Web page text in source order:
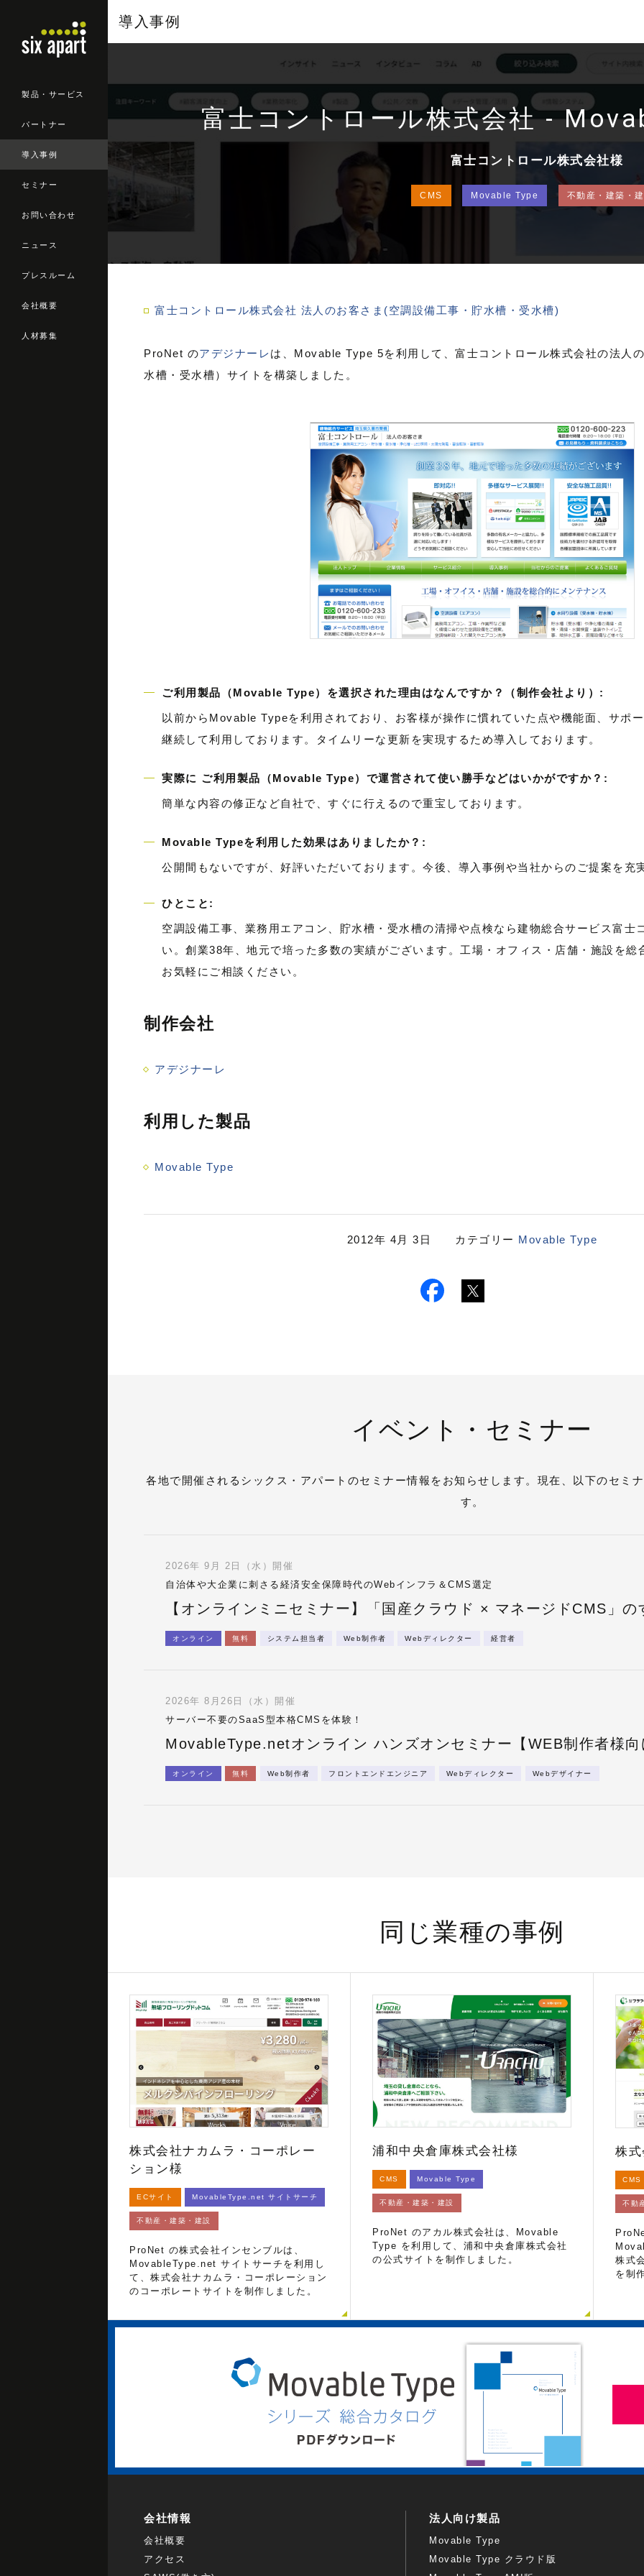
製品・サービス
パートナー
導入事例
セミナー
お問い合わせ
ニュース
プレスルーム
会社概要
人材募集
導入事例
富士コントロール株式会社 -
富士コントロール株式会社様
CMS Movable Type 不動産・建築・
富士コントロール株式会社 法人のお客さま(空調設備工事・貯水槽・受水槽)
ProNet のアデジナーレ は、Movable Type 5を利用して、富士コントロール株式会社の法人
水槽・受水槽）サイトを構築しました。
ご利用製品（Movable Type）を選択された理由はなんですか？（制作会社より）:
以前からMovable Typeを利用されており、お客様が操作に慣れていた点や機能面、サポ
継続して利用しております。タイムリーな更新を実現するため導入しております。
実際に ご利用製品（Movable Type）で運営されて使い勝手などはいかがですか？:
簡単な内容の修正など自社で、すぐに行えるので重宝しております。
Movable Typeを利用した効果はありましたか？:
公開間もないですが、好評いただいております。今後、導入事例や当社からのご提案を充
ひとこと:
空調設備工事、業務用エアコン、貯水槽・受水槽の清掃や点検なら建物総合サービス富士
い。創業38年、地元で培った多数の実績がございます。工場・オフィス・店舗・施設を総
お気軽にご相談ください。
制作会社
アデジナーレ
利用した製品
Movable Type
2012年 4月 3日 カテゴリー Movable Type
イベント・セミナー
各地で開催されるシックス・アパートのセミナー情報をお知らせします。現在、以下のセミ
す。
2026年 9月 2日（水）開催
自治体や大企業に刺さる経済安全保障時代のWebインフラ＆CMS選定
【オンラインミニセミナー】「国産クラウド × マネージドCMS」の
オンライン 無料 システム担当者 Web制作者 Webディレクター 経営者
2026年 8月26日（水）開催
サーバー不要のSaaS型本格CMSを体験！
MovableType.netオンライン ハンズオンセミナー【WEB制作者様向
オンライン 無料 Web制作者 フロントエンドエンジニア Webディレクター Webデザイナー
同じ業種の事例
株式会社ナカムラ・コーポレー
ション様
ECサイト MovableType.net サイトサーチ
不動産・建築・建設
ProNet の株式会社インセンブルは、
MovableType.net サイトサーチを利用し
て、株式会社ナカムラ・コーポレーション
のコーポレートサイトを制作しました。
浦和中央倉庫株式会社様
CMS Movable Type
不動産・建築・建設
ProNet のアカル株式会社は、Movable
Type を利用して、浦和中央倉庫株式会社
の公式サイトを制作しました。
株
CMS
不動
株式
を制
会社情報
会社概要
アクセス
法人向け製品
Movable Type
Movable Type クラウド版